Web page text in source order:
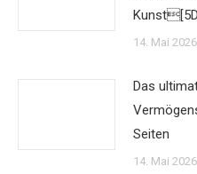
14. Mai 2026
Das
Seiten
14. Mai 2026